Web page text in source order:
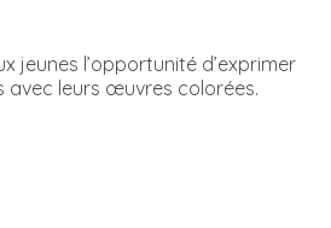
l’opportunité d’exprimer
avec leurs œuvres colorées.